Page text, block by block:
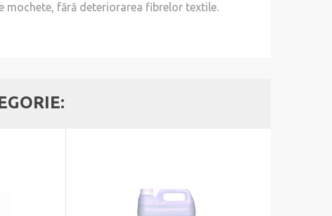
mochete, fără deteriorarea fibrelor textile.